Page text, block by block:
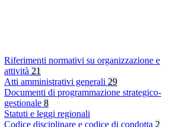
Riferimenti normativi su organizzazione e
attività 21
Atti amministrativi generali 29
Documenti di programmazione strategico-
gestionale 8
Statuti e leggi regionali
Codice disciplinare e codice di condotta 2